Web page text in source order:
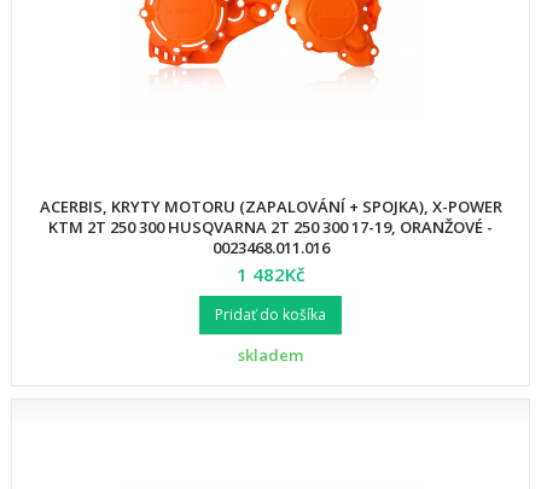
ACERBIS, KRYTY MOTORU (ZAPALOVÁNÍ + SPOJKA), X-POWER
KTM 2T 250 300 HUSQVARNA 2T 250 300 17-19, ORANŽOVÉ -
0023468.011.016
1 482Kč
Pridať do košíka
skladem